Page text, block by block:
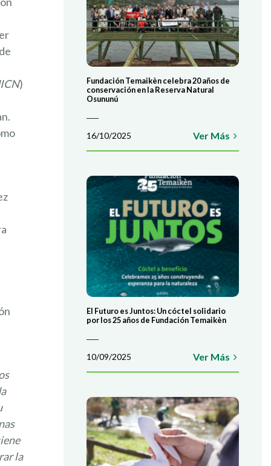
)
la
Fundación Temaikèn celebra 20 años de
conservación en la Reserva Natural
Osununú
16/10/2025 Ver Más
El Futuro es Juntos: Un cóctel solidario
por los 25 años de Fundación Temaikèn
10/09/2025 Ver Más